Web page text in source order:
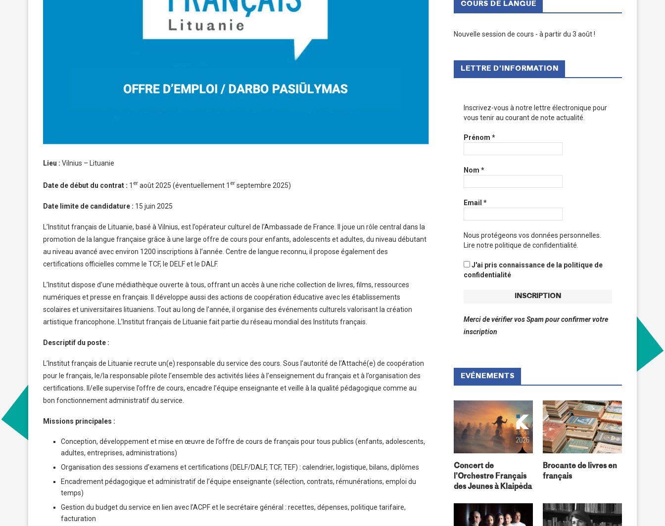
Lieu : Vilnius – Lituanie
Date de début du contrat : 1 er août 2025 (éventuellement 1 er septembre 2025)
Date limite de candidature : 15 juin 2025
L’Institut français de Lituanie, basé à Vilnius, est l’opérateur culturel de l’Ambassade de France. Il joue un rôle central dans la
promotion de la langue française grâce à une large offre de cours pour enfants, adolescents et adultes, du niveau débutant
au niveau avancé avec environ 1200 inscriptions à l’année. Centre de langue reconnu, il propose également des
certifications officielles comme le TCF, le DELF et le DALF.
L’Institut dispose d’une médiathèque ouverte à tous, offrant un accès à une riche collection de livres, films, ressources
numériques et presse en français. Il développe aussi des actions de coopération éducative avec les établissements
scolaires et universitaires lituaniens. Tout au long de l’année, il organise des événements culturels valorisant la création
artistique francophone. L’Institut français de Lituanie fait partie du réseau mondial des Instituts français.
Descriptif du poste :
L’Institut français de Lituanie recrute un(e) responsable du service des cours. Sous l’autorité de l’Attaché(e) de coopération
pour le français, le/la responsable pilote l’ensemble des activités liées à l’enseignement du français et à l’organisation des
certifications. Il/elle supervise l’offre de cours, encadre l’équipe enseignante et veille à la qualité pédagogique comme au
bon fonctionnement administratif du service.
Missions principales :
Conception, développement et mise en œuvre de l’offre de cours de français pour tous publics (enfants, adolescents,
adultes, entreprises, administrations)
Organisation des sessions d’examens et certifications (DELF/DALF, TCF, TEF) : calendrier, logistique, bilans, diplômes
Encadrement pédagogique et administratif de l’équipe enseignante (sélection, contrats, rémunérations, emploi du
temps)
Gestion du budget du service en lien avec l’ACPF et le secrétaire général : recettes, dépenses, politique tarifaire,
facturation
COURS DE LANGUE
Nouvelle session de cours - à partir du 3 août !
LETTRE D’INFORMATION
Inscrivez-vous à notre lettre électronique pour
vous tenir au courant de note actualité.
Prénom *
Nom *
Email *
Nous protégeons vos données personnelles.
Lire notre politique de confidentialité.
J'ai pris connaissance de la politique de
confidentialité
Merci de vérifier vos Spam pour confirmer votre
inscription
EVÉNEMENTS
Concert de
l’Orchestre Français
des Jeunes à Klaipėda
Brocante de livres en
français